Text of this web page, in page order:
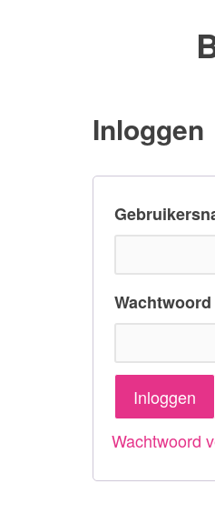
Inloggen
Wachtwoord
Inloggen
Wachtwoord